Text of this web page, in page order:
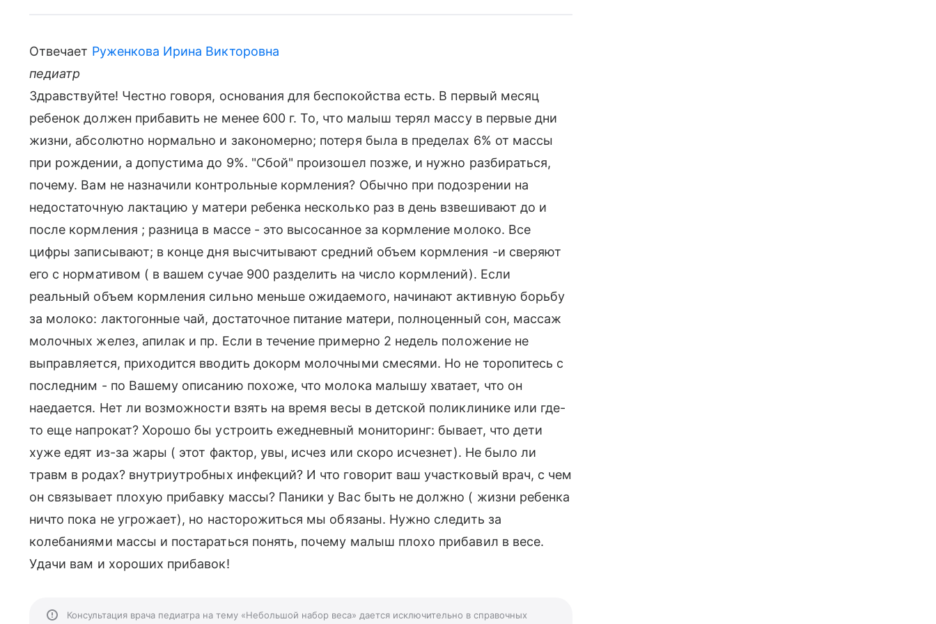
Отвечает Руженкова Ирина Викторовна
педиатр
Здравствуйте! Честно говоря, основания для беспокойства есть. В первый месяц
ребенок должен прибавить не менее 600 г. То, что малыш терял массу в первые дни
жизни, абсолютно нормально и закономерно; потеря была в пределах 6% от массы
при рождении, а допустима до 9%. "Сбой" произошел позже, и нужно разбираться,
почему. Вам не назначили контрольные кормления? Обычно при подозрении на
недостаточную лактацию у матери ребенка несколько раз в день взвешивают до и
после кормления ; разница в массе - это высосанное за кормление молоко. Все
цифры записывают; в конце дня высчитывают средний объем кормления -и сверяют
его с нормативом ( в вашем сучае 900 разделить на число кормлений). Если
реальный объем кормления сильно меньше ожидаемого, начинают активную борьбу
за молоко: лактогонные чай, достаточное питание матери, полноценный сон, массаж
молочных желез, апилак и пр. Если в течение примерно 2 недель положение не
выправляется, приходится вводить докорм молочными смесями. Но не торопитесь с
последним - по Вашему описанию похоже, что молока малышу хватает, что он
наедается. Нет ли возможности взять на время весы в детской поликлинике или где-
то еще напрокат? Хорошо бы устроить ежедневный мониторинг: бывает, что дети
хуже едят из-за жары ( этот фактор, увы, исчез или скоро исчезнет). Не было ли
травм в родах? внутриутробных инфекций? И что говорит ваш участковый врач, с чем
он связывает плохую прибавку массы? Паники у Вас быть не должно ( жизни ребенка
ничто пока не угрожает), но насторожиться мы обязаны. Нужно следить за
колебаниями массы и постараться понять, почему малыш плохо прибавил в весе.
Удачи вам и хороших прибавок!
Консультация врача педиатра на тему «Небольшой набор веса» дается исключительно в справочных